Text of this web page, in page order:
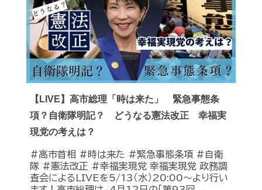
【LIVE】高市総理「時は来た」 緊急事態条
項？自衛隊明記？ どうなる憲法改正 幸福実
現党の考えは？
#高市首相 #時は来た #緊急事態条項 #自衛
隊 #憲法改正 #幸福実現党 幸福実現党 政務調
査会によるLIVEを5/13（水）20:00〜より行い